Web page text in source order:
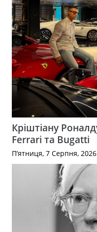
Кріштіану
Ferrari та Bugatti
П’ятниця, 7 Серпня, 2026